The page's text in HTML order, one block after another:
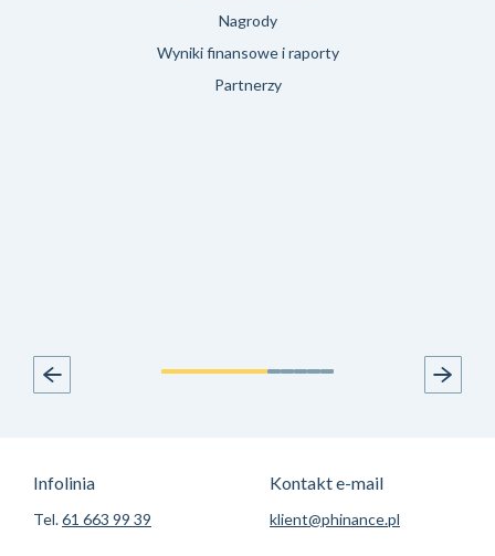
Nagrody
Wyniki finansowe i raporty
Partnerzy
Infolinia
Tel.61 663 99 39
Kontakt e-mail
klient@phinance.pl